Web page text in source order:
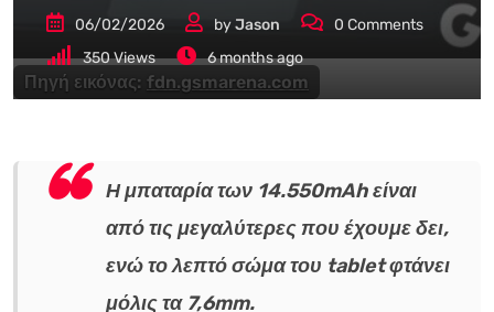
Πηγή εικόνας: fdn.gsmarena.com
06/02/2026 byJason 0 Comments
350Views 6 months ago
Η μπαταρία των 14.550mAh είναι
από τις μεγαλύτερες που έχουμε δει,
ενώ το λεπτό σώμα του tablet φτάνει
μόλις τα 7,6mm.